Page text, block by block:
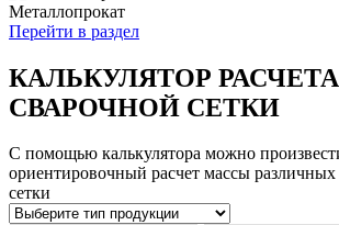
Металлопрокат
Перейти в раздел
КАЛЬКУЛЯТОР
СВАРОЧНОЙ СЕТКИ
С помощью калькулятора можно
ориентировочный расчет массы
сетки